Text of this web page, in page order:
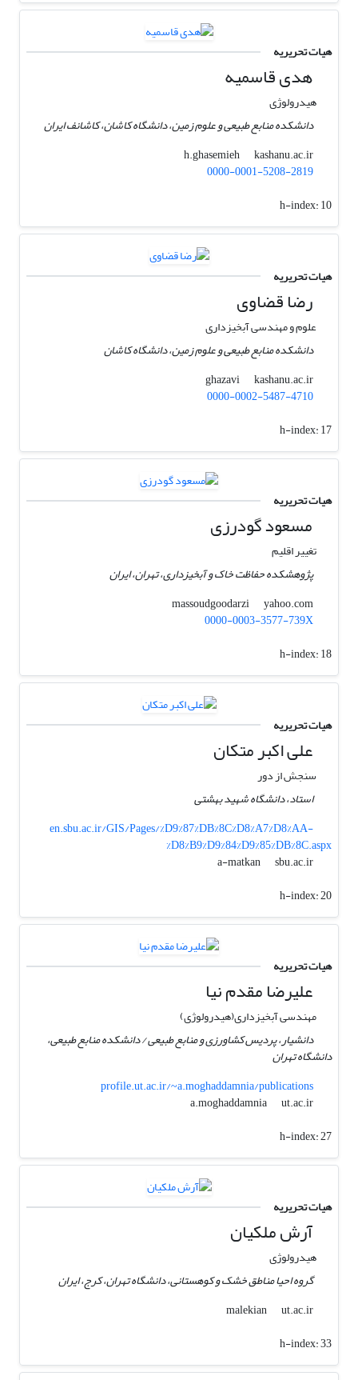
هیات تحریریه
هدی قاسمیه
هیدرولوژی
دانشکده منابع طبیعی و علوم زمین، دانشگاه کاشان، کاشانف ایران
h.ghasemieh
kashanu.ac.ir
0000-0001-5208-2819
h-index:10
هیات تحریریه
رضا قضاوی
علوم و مهندسی آبخیزداری
دانشکده منابع طبیعی و علوم زمین، دانشگاه کاشان
ghazavi
kashanu.ac.ir
0000-0002-5487-4710
h-index:17
هیات تحریریه
مسعود گودرزی
تغییر اقلیم
پژوهشکده حفاظت خاک و آبخیزداری، تهران، ایران
massoudgoodarzi
yahoo.com
0000-0003-3577-739X
h-index:18
هیات تحریریه
علی اکبر متکان
سنجش از دور
استاد، دانشگاه شهید بهشتی
en.sbu.ac.ir/GIS/Pages/%D9%87%DB%8C%D8%A7%D8%AA-
%D8%B9%D9%84%D9%85%DB%8C.aspx
a-matkan
sbu.ac.ir
h-index:20
هیات تحریریه
علیرضا مقدم نیا
مهندسی آبخیزداری(هیدرولوژی)
دانشیار، پردیس کشاورزی و منابع طبیعی / دانشکده منابع طبیعی،
دانشگاه تهران
profile.ut.ac.ir/~a.moghaddamnia/publications
a.moghaddamnia
ut.ac.ir
h-index:27
هیات تحریریه
آرش ملکیان
هیدرولوژی
گروه احیا مناطق خشک و کوهستانی، دانشگاه تهران، کرج، ایران
malekian
ut.ac.ir
h-index:33